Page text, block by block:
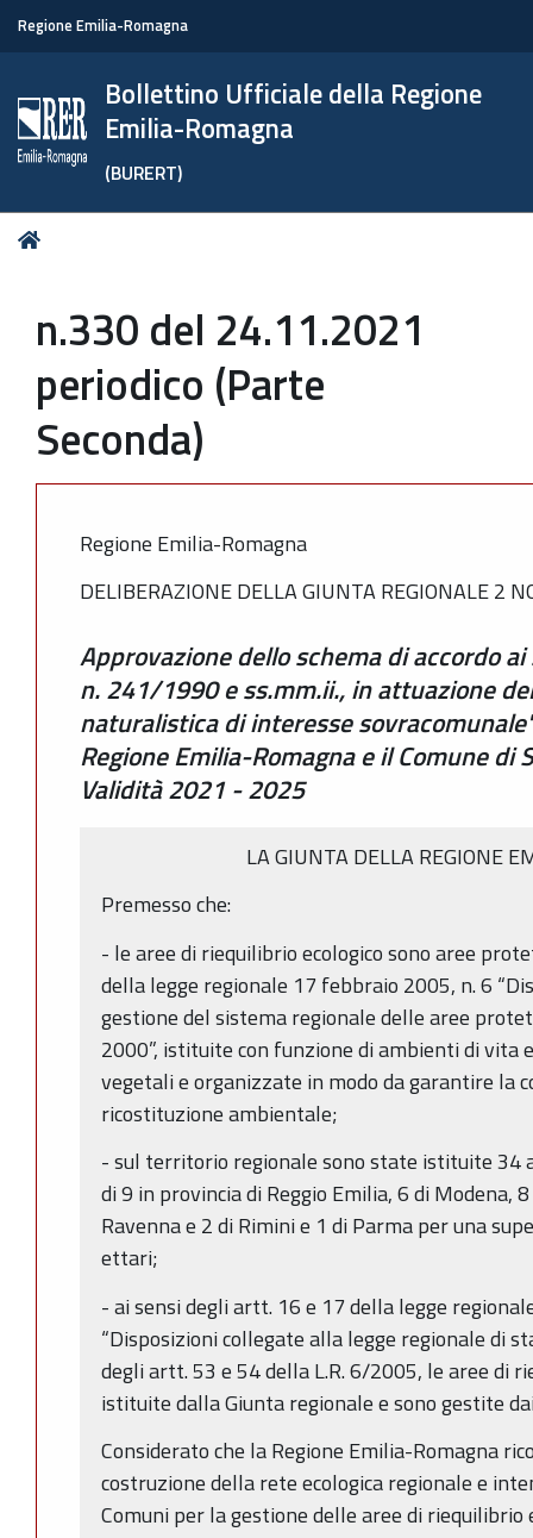
Regione Emilia-Romagna
Bollettino Ufficiale della Regione
Emilia-Romagna
(BURERT)
Tu
n.330 del 24.11.2021
periodico (Parte
Seconda)
Regione Emilia-Romagna
DELIBERAZIONE DELLA GIUNTA REGIONALE 2
Approvazione dello schema di accordo
n. 241/1990 e ss.mm.ii., in attuazione
naturalistica di interesse
Regione Emilia-Romagna e il Comune di
Validità 2021 - 2025
LA GIUNTA DELLA REGIONE
Premesso che:
- le aree di riequilibrio ecologico sono aree
della legge regionale 17 febbraio 2005, n. 6
gestione del sistema regionale delle aree
2000”, istituite con funzione di ambienti di vita
vegetali e organizzate in modo da garantire la
ricostituzione ambientale;
- sul territorio regionale sono state istituite 34
di 9 in provincia di Reggio Emilia, 6 di Modena,
Ravenna e 2 di Rimini e 1 di Parma per una
ettari;
- ai sensi degli artt. 16 e 17 della legge
“Disposizioni collegate alla legge regionale di
degli artt. 53 e 54 della L.R. 6/2005, le aree di
istituite dalla Giunta regionale e sono gestite
Considerato che la Regione Emilia-Romagna
costruzione della rete ecologica regionale e
Comuni per la gestione delle aree di riequilibrio